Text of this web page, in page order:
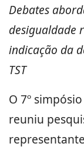
Debates
desigualdade
indicação da
TST
O 7º
reuniu